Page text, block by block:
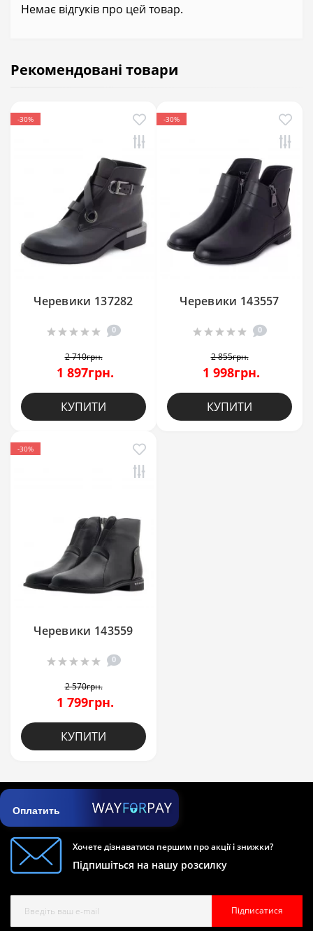
Немає відгуків про цей товар.
Рекомендовані товари
-30%
Черевики 137282
0
2 710грн.
1 897грн.
КУПИТИ
-30%
Черевики 143557
0
2 855грн.
1 998грн.
КУПИТИ
-30%
Черевики 143559
0
2 570грн.
1 799грн.
КУПИТИ
Оплатить
Хочете дізнаватися першим про акції і знижки?
Підпишіться на нашу розсилку
Підписатися